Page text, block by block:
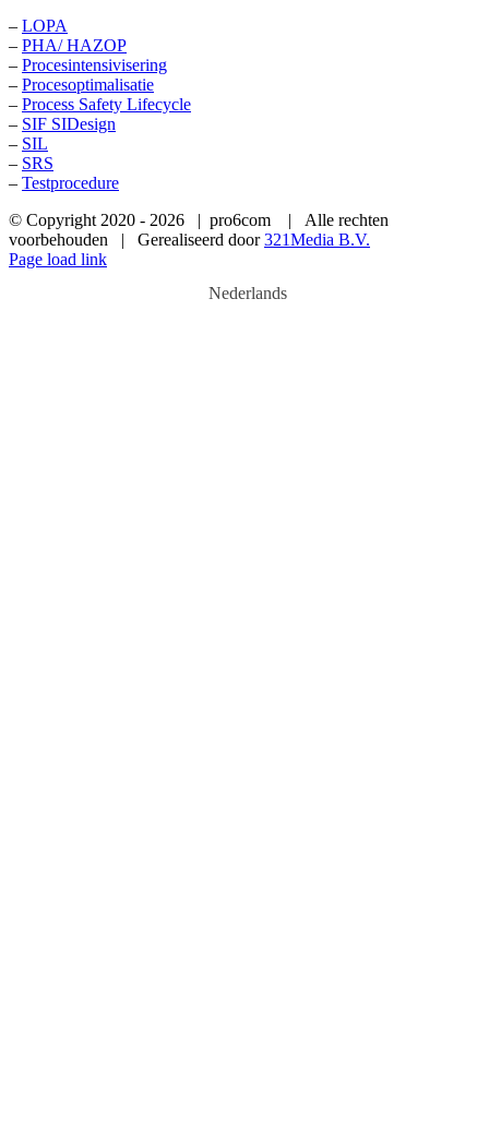
– LOPA
– PHA/ HAZOP
– Procesintensivisering
– Procesoptimalisatie
– Process Safety Lifecycle
– SIF SIDesign
– SIL
– SRS
– Testprocedure
© Copyright 2020 - 2026 | pro6com
| Alle rechten
voorbehouden | Gerealiseerd door321Media B.V.
Phone
E-
LinkedIn
Page load link
Nederlands